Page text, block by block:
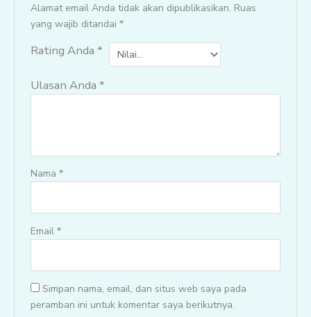
Alamat email Anda tidak akan dipublikasikan. Ruas
yang wajib ditandai*
Rating Anda*
Ulasan Anda*
Nama*
Email*
Simpan nama, email, dan situs web saya pada
peramban ini untuk komentar saya berikutnya.